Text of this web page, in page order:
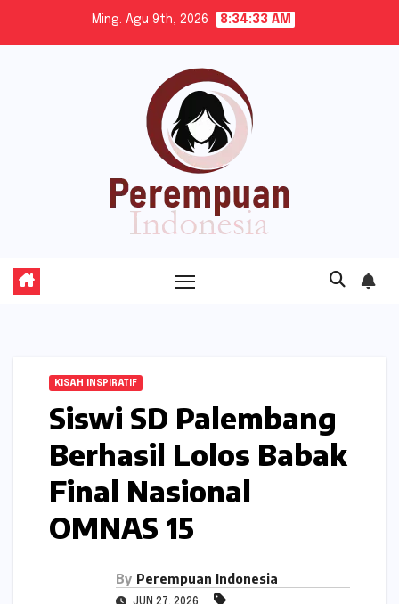
Ming. Agu 9th, 2026 8:34:34 AM
KISAH INSPIRATIF
Siswi SD Palembang
Berhasil Lolos Babak
Final Nasional
OMNAS 15
By Perempuan Indonesia